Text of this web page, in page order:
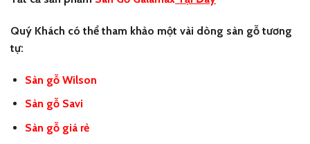
Quý Khách có thể tham khảo một vài dòng sàn gỗ tương
tự:
Sàn gỗ Wilson
Sàn gỗ Savi
Sàn gỗ giá rẻ